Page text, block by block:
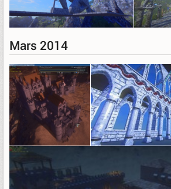
Mars 2014